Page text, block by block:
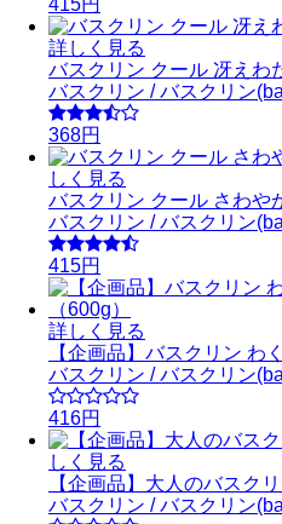
詳しく見る
バスクリン クール 冴えわ
バスクリン / バスクリン
368円
しく見る
バスクリン クール さわや
バスクリン / バスクリン
415円
詳しく見る
【企画品】バスクリン わ
バスクリン / バスクリン
416円
しく見る
【企画品】大人のバスク
バスクリン / バスクリン